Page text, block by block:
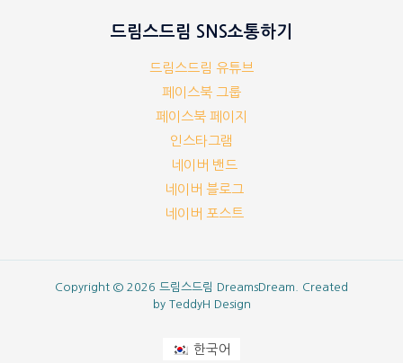
드림스드림 SNS소통하기
드림스드림 유튜브
페이스북 그룹
페이스북 페이지
인스타그램
네이버 밴드
네이버 블로그
네이버 포스트
Copyright © 2026 드림스드림 DreamsDream. Created
by TeddyH Design
한국어